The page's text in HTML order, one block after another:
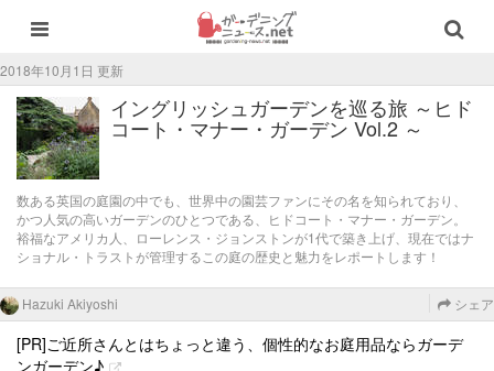
2018年10月1日 更新
イングリッシュガーデンを巡る旅 ～ヒド
コート・マナー・ガーデン Vol.2 ～
数ある英国の庭園の中でも、世界中の園芸ファンにその名を知られており、
かつ人気の高いガーデンのひとつである、ヒドコート・マナー・ガーデン。
裕福なアメリカ人、ローレンス・ジョンストンが1代で築き上げ、現在ではナ
ショナル・トラストが管理するこの庭の歴史と魅力をレポートします！
Hazuki Akiyoshi シェア
[PR]ご近所さんとはちょっと違う、個性的なお庭用品ならガーデ
ンガーデン♪